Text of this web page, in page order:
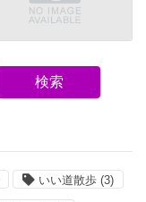
検索
いい道散歩 (3)